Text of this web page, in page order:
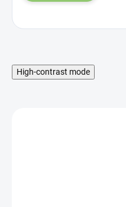
s
High-contrast mode